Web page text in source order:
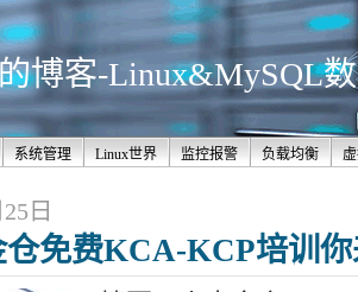
博客-Linux&MySQL
系统管理 Linux世界 监控报警 负载均衡
日
仓免费KCA-KCP培训